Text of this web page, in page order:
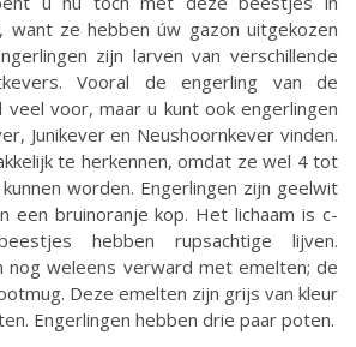
want ze hebben úw gazon uitgekozen
zijn larven van verschillende
Vooral de engerling van de
voor, maar u kunt ook engerlingen
Junikever en Neushoornkever vinden.
te herkennen, omdat ze wel 4 tot
worden. Engerlingen zijn geelwit
een bruinoranje kop. Het lichaam is c-
hebben rupsachtige lijven.
nog weleens verward met emelten; de
Deze emelten zijn grijs van kleur
Engerlingen hebben drie paar poten.